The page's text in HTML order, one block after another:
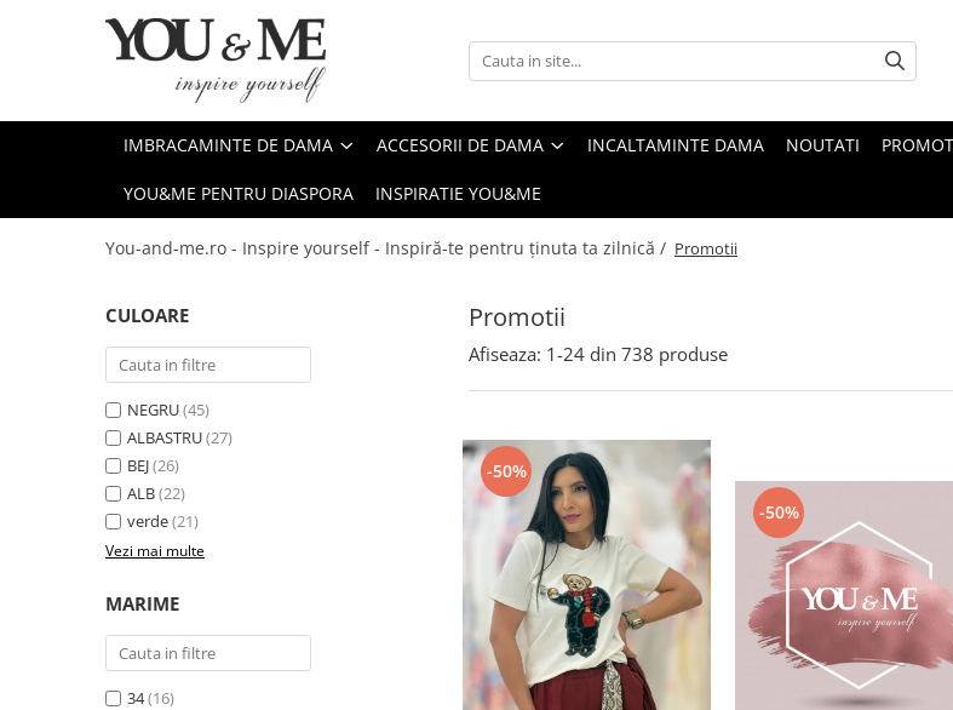
Imbracaminte de dama
Geci si jachete
Rochii de zi
Compleuri si costume
Costume de baie
Accesorii de dama
Coliere si brose
IMBRACAMINTE DE DAMA ACCESORII DE DAMA INCALTAMINTE DAMA NOUTATI
YOU&ME PENTRU DIASPORA INSPIRATIE YOU&ME
You-and-me.ro - Inspire yourself - Inspiră-te pentru ținuta ta zilnică / Promotii
Promotii
CULOARE
NEGRU(45)
ALBASTRU(27)
BEJ(26)
ALB(22)
verde(21)
Vezi mai multe
MARIME
34(16)
Afiseaza: 1-24 din 738 produse
-50%
-50%